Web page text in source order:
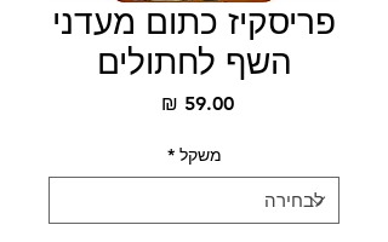
פריסקיז כתום מעדני
השף לחתולים
‏59.00 ‏₪
משקל *